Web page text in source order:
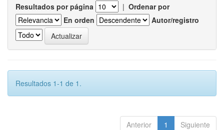
Resultados por página | Ordenar por
En orden
Autor/registro
Resultados 1-1 de 1.
Anterior 1 Siguiente